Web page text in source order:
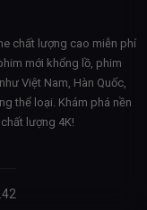
chất lượng cao miễn phí
mới khổng lồ, phim
Việt Nam, Hàn Quốc,
thể loại. Khám phá nền
lượng 4K!